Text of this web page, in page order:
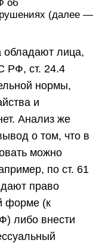
об
(далее —
обладают лица,
РФ, ст. 24.4
нормы,
и
Анализ же
о том, что в
можно
по ст. 61
право
форме (к
либо внести